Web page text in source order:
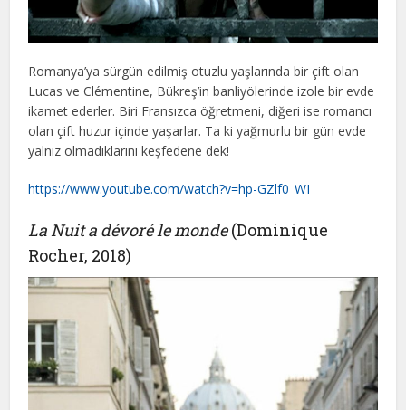
Romanya’ya sürgün edilmiş otuzlu yaşlarında bir çift olan
Lucas ve Clémentine, Bükreş’in banliyölerinde izole bir evde
ikamet ederler. Biri Fransızca öğretmeni, diğeri ise romancı
olan çift huzur içinde yaşarlar. Ta ki yağmurlu bir gün evde
yalnız olmadıklarını keşfedene dek!
https://www.youtube.com/watch?v=hp-GZlf0_WI
La Nuit a dévoré le monde(Dominique
Rocher, 2018)